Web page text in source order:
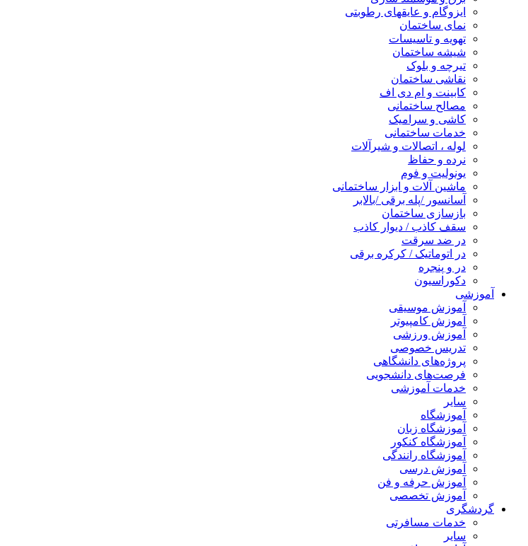
ایزوگام و عایقهای رطوبتی
نمای ساختمان
تهویه و تاسیسات
شیشه ساختمان
تیرچه و بلوک
نقاشی ساختمان
کابینت و ام دی اف
مصالح ساختمانی
کاشی و سرامیک
خدمات ساختمانی
لوله ، اتصالات و شیرآلات
نرده و حفاظ
یونولیت و فوم
ماشین آلات و ابزار ساختمانی
آسانسور /پله برقی /بالابر
بازسازی ساختمان
سقف کاذب / دیوار کاذب
در ضد سرقت
در اتوماتیک / کرکره برقی
در و پنجره
دکوراسیون
آموزشی
آموزش موسیقی
آموزش کامپیوتر
آموزش ورزشی
تدریس خصوصی
پروژه‌های دانشگاهی
فرصت‌های دانشجویی
خدمات آموزشی
سایر
آموزشگاه
آموزشگاه زبان
آموزشگاه کنکور
آموزشگاه رانندگی
آموزش درسی
آموزش حرفه و فن
آموزش تخصصی
گردشگری
خدمات مسافرتی
سایر